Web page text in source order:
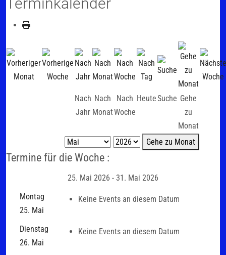
Nach
Jahr
Nach
Monat
Nach
Woche
HeuteSuche Gehe
zu
Monat
Gehe zu Monat
Termine für die Woche :
25. Mai 2026 - 31. Mai 2026
Montag
25. Mai
Keine Events an diesem Datum
Dienstag
26. Mai
Keine Events an diesem Datum